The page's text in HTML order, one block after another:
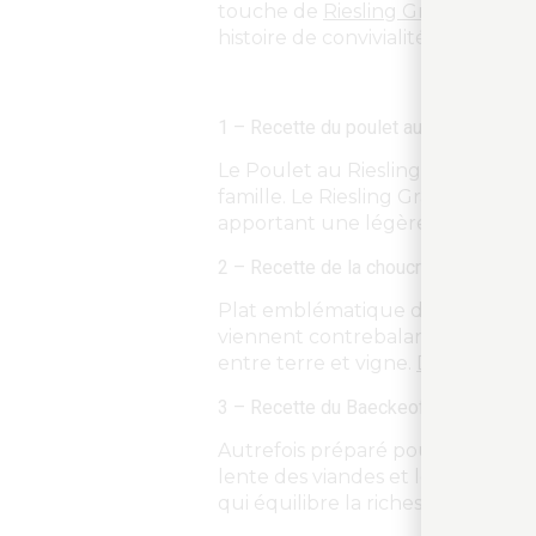
touche de Riesling Grand Cru
histoire de convivialité et de
1 – Recette du poulet au Riesling : un
Le Poulet au Riesling est un
famille. Le Riesling Grand Cru
apportant une légèreté
2 – Recette de la choucroute au
Plat emblématique de l’Alsace,
viennent contrebalancer les
entre terre et vigne.
Découvrez
3 – Recette du Baeckeoffe au
Autrefois préparé pour les
lente des viandes et légumes.
qui équilibre la richesse du plat.